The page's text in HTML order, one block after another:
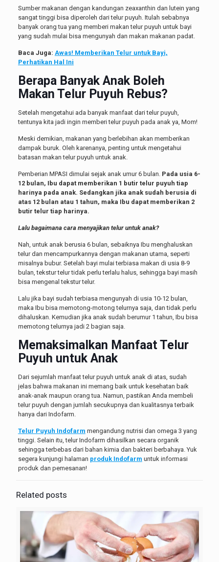
Sumber makanan dengan kandungan zeaxanthin dan lutein yang
sangat tinggi bisa diperoleh dari telur puyuh. Itulah sebabnya
banyak orang tua yang memberi makan telur puyuh untuk bayi
yang sudah mulai bisa mengunyah dan makan makanan padat.
Baca Juga: Awas! Memberikan Telur untuk Bayi,
Perhatikan Hal Ini
Berapa Banyak Anak Boleh
Makan Telur Puyuh Rebus?
Setelah mengetahui ada banyak manfaat dari telur puyuh,
tentunya kita jadi ingin memberi telur puyuh pada anak ya, Mom!
Meski demikian, makanan yang berlebihan akan memberikan
dampak buruk. Oleh karenanya, penting untuk mengetahui
batasan makan telur puyuh untuk anak.
Pemberian MPASI dimulai sejak anak umur 6 bulan. Pada usia 6-
12 bulan, Ibu dapat memberikan 1 butir telur puyuh tiap
harinya pada anak. Sedangkan jika anak sudah berusia di
atas 12 bulan atau 1 tahun, maka Ibu dapat memberikan 2
butir telur tiap harinya.
Lalu bagaimana cara menyajikan telur untuk anak?
Nah, untuk anak berusia 6 bulan, sebaiknya Ibu menghaluskan
telur dan mencampurkannya dengan makanan utama, seperti
misalnya bubur. Setelah bayi mulai terbiasa makan di usia 8-9
bulan, tekstur telur tidak perlu terlalu halus, sehingga bayi masih
bisa mengenal tekstur telur.
Lalu jika bayi sudah terbiasa mengunyah di usia 10-12 bulan,
maka Ibu bisa memotong-motong telurnya saja, dan tidak perlu
dihaluskan. Kemudian jika anak sudah berumur 1 tahun, Ibu bisa
memotong telurnya jadi 2 bagian saja.
Memaksimalkan Manfaat Telur
Puyuh untuk Anak
Dari sejumlah manfaat telur puyuh untuk anak di atas, sudah
jelas bahwa makanan ini memang baik untuk kesehatan baik
anak-anak maupun orang tua. Namun, pastikan Anda membeli
telur puyuh dengan jumlah secukupnya dan kualitasnya terbaik
hanya dari Indofarm.
Telur Puyuh Indofarm mengandung nutrisi dan omega 3 yang
tinggi. Selain itu, telur Indofarm dihasilkan secara organik
sehingga terbebas dari bahan kimia dan bakteri berbahaya. Yuk
segera kunjungi halaman produk Indofarm untuk informasi
produk dan pemesanan!
Related posts